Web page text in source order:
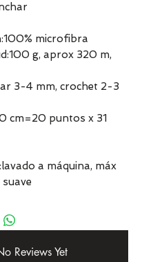
microfibra
g, aprox 320 m,
3-4 mm, crochet 2-3
cm=20 puntos x 31
a máquina, máx
Reviews Yet